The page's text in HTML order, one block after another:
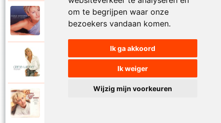
om te begrijpen waar onze
bezoekers vandaan komen.
Ik ga akkoord
Ik weiger
Wijzig mijn voorkeuren
Dana Winner
Voor altijd
Dana Winner